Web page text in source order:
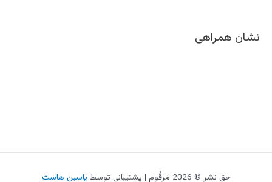
نشان همراهی
حقِ نشر © 2026 مَرقُوم | پشتیبانی توسط یاسین هاست